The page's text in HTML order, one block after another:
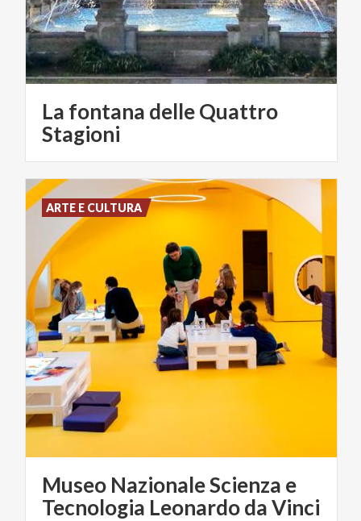
La fontana delle Quattro
Stagioni
Museo Nazionale Scienza e
Tecnologia Leonardo da Vinci
ARTE E CULTURA